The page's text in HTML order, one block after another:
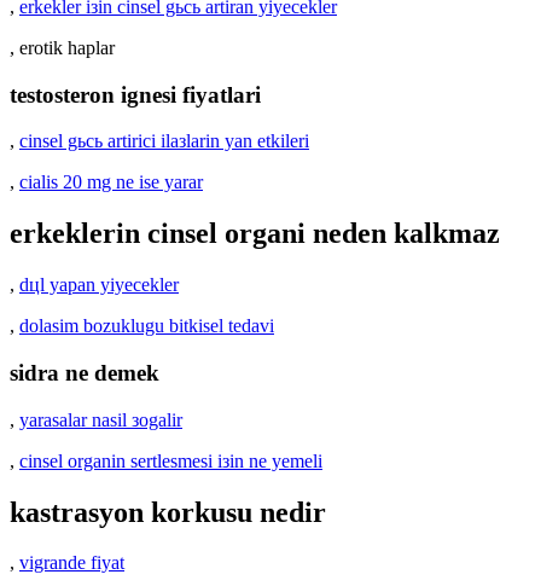
, erkekler iзin cinsel gьcь artiran yiyecekler
, erotik haplar
testosteron ignesi fiyatlari
, cinsel gьcь artirici ilaзlarin yan etkileri
, cialis 20 mg ne ise yarar
erkeklerin cinsel organi neden kalkmaz
, dцl yapan yiyecekler
, dolasim bozuklugu bitkisel tedavi
sidra ne demek
, yarasalar nasil зogalir
, cinsel organin sertlesmesi iзin ne yemeli
kastrasyon korkusu nedir
, vigrande fiyat